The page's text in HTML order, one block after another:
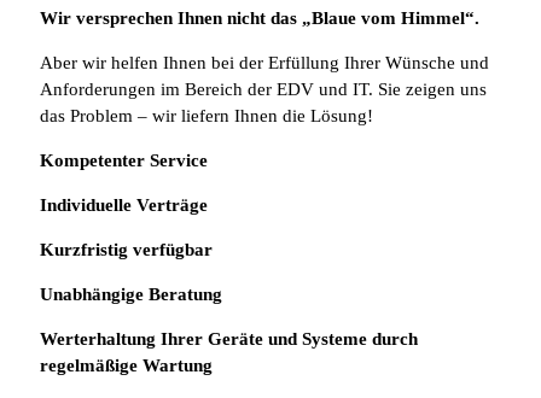
Wir versprechen Ihnen nicht das „Blaue vom Himmel“.
Aber wir helfen Ihnen bei der Erfüllung Ihrer Wünsche und
Anforderungen im Bereich der EDV und IT. Sie zeigen uns
das Problem – wir liefern Ihnen die Lösung!
Kompetenter Service
Individuelle Verträge
Kurzfristig verfügbar
Unabhängige Beratung
Werterhaltung Ihrer Geräte und Systeme durch
regelmäßige Wartung